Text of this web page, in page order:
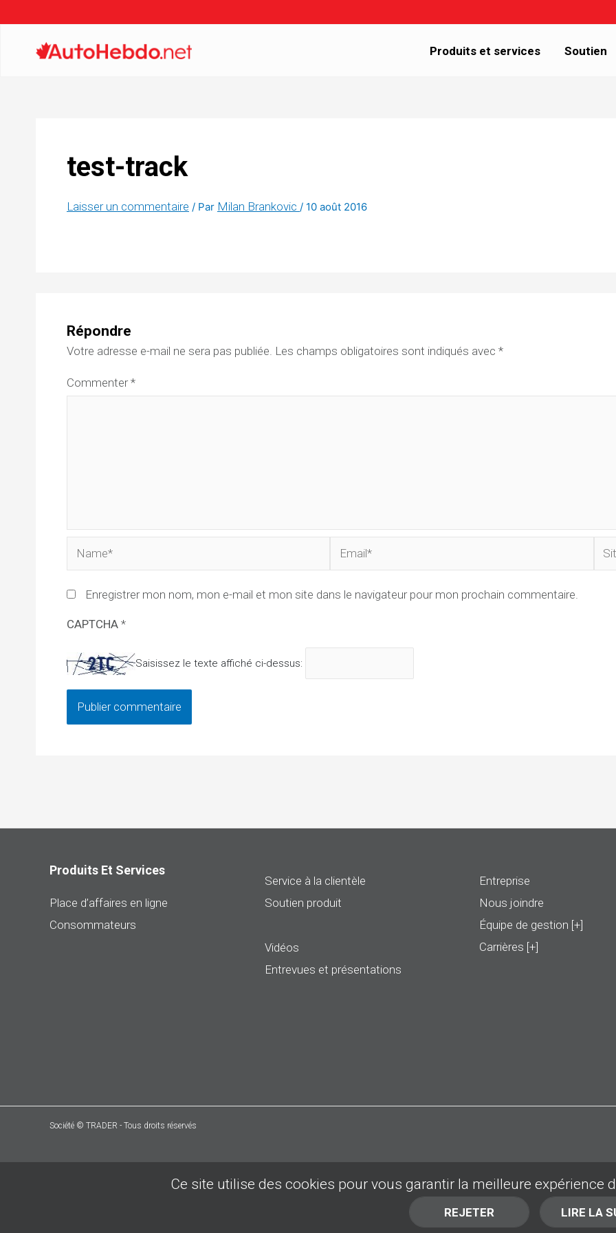
Produits et services Soutien
test-track
Laisser un commentaire / Par Milan Brankovic / 10 août 2016
Répondre
Votre adresse e-mail ne sera pas publiée. Les champs obligatoires sont indiqués avec *
Commenter*
Enregistrer mon nom, mon e-mail et mon site dans le navigateur pour mon prochain commentaire.
CAPTCHA *
Saisissez le texte affiché ci-dessus:
Produits Et Services
Place d’affaires en ligne
Consommateurs
Service à la clientèle
Soutien produit
Vidéos
Entrevues et présentations
Entreprise
Nous joindre
Équipe de gestion [+]
Carrières [+]
Société © TRADER - Tous droits réservés
Ce site utilise des cookies pour vous garantir la meilleure expérience
REJETER LIRE LA